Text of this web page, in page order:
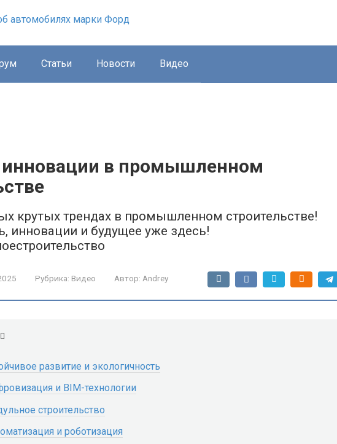
Статьи Новости Видео
в промышленном
крутых трендах в промышленном строительстве!
инновации и будущее уже здесь!
Рубрика: Видео Автор: Andrey
развитие и экологичность
и BIM-технологии
строительство
и роботизация